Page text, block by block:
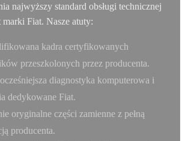
najwyższy standard obsługi technicznej
marki Fiat. Nasze atuty:
kadra certyfikowanych
przeszkolonych przez producenta.
diagnostyka komputerowa i
dedykowane Fiat.
oryginalne części zamienne z pełną
producenta.